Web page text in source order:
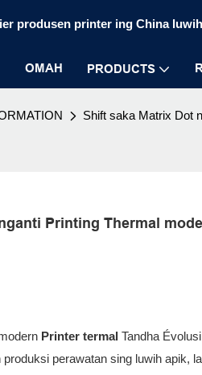
produsen printer ing China
OMAH PRODUCTS
Shift saka Matrix Dot
Printing Thermal
Printer termal Tandha
produksi perawatan sing luwih